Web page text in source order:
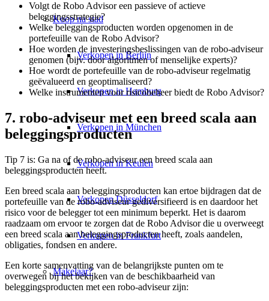
Koop na stad
Verkopen in Berlijn
Verkopen in Hamburg
Verkopen in München
Verkopen in Keulen
Verkopen Düsseldorf
Verkopen in Frankfurt
Makelaar?
Volgt de Robo Advisor een passieve of actieve
beleggingsstrategie?
Welke beleggingsproducten worden opgenomen in de
portefeuille van de Robo Advisor?
Hoe worden de investeringsbeslissingen van de robo-adviseur
genomen (bijv. door algoritmen of menselijke experts)?
Hoe wordt de portefeuille van de robo-adviseur regelmatig
geëvalueerd en geoptimaliseerd?
Welke instrumenten voor risicobeheer biedt de Robo Advisor?
7. robo-adviseur met een breed scala aan
beleggingsproducten
Tip 7 is: Ga na of de robo-adviseur een breed scala aan
beleggingsproducten heeft.
Een breed scala aan beleggingsproducten kan ertoe bijdragen dat de
portefeuille van de robo-adviseur gediversifieerd is en daardoor het
risico voor de belegger tot een minimum beperkt. Het is daarom
raadzaam om ervoor te zorgen dat de Robo Advisor die u overweegt
een breed scala aan beleggingsproducten heeft, zoals aandelen,
obligaties, fondsen en andere.
Een korte samenvatting van de belangrijkste punten om te
overwegen bij het bekijken van de beschikbaarheid van
beleggingsproducten met een robo-adviseur zijn: